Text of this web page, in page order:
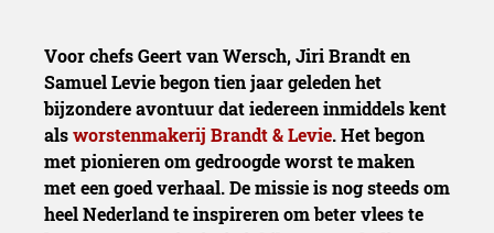
Voor chefs Geert van Wersch, Jiri Brandt en
Samuel Levie begon tien jaar geleden het
bijzondere avontuur dat iedereen inmiddels kent
alsworstenmakerij Brandt & Levie. Het begon
met pionieren om gedroogde worst te maken
met een goed verhaal. De missie is nog steeds om
heel Nederland te inspireren om beter vlees te